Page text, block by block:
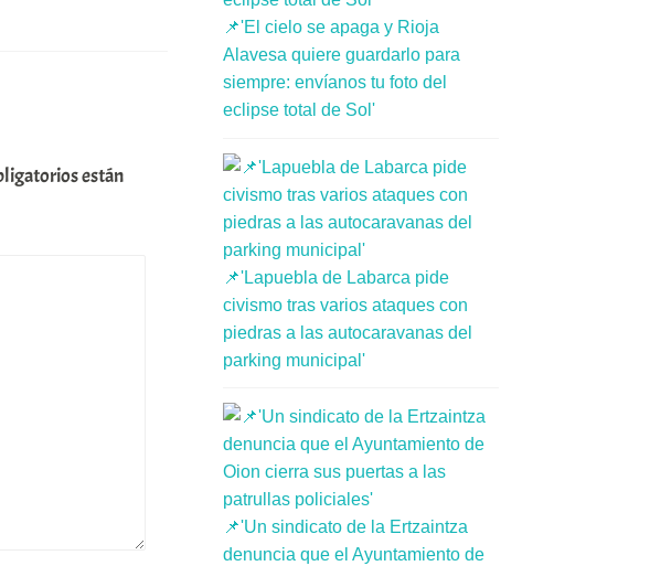
están
📌'El cielo se apaga y Rioja
Alavesa quiere guardarlo para
siempre: envíanos tu foto del
eclipse total de Sol'
📌'Lapuebla de Labarca pide
civismo tras varios ataques con
piedras a las autocaravanas del
parking municipal'
📌'Un sindicato de la Ertzaintza
denuncia que el Ayuntamiento de